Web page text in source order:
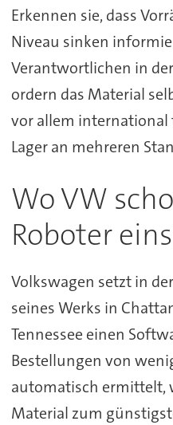
Erkennen sie, dass
Niveau sinken
Verantwortlichen in
ordern das Material
vor allem
Lager an mehreren
Wo VW
Roboter
Volkswagen setzt in
seines Werks in
Tennessee einen
Bestellungen von
automatisch ermittelt,
Material zum